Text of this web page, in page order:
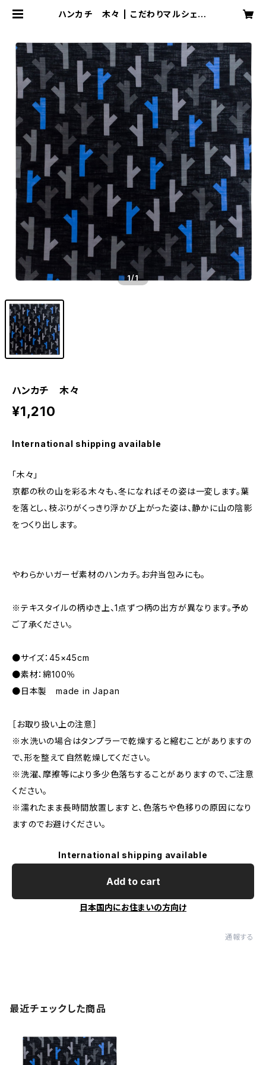
ハンカチ 木々 | こだわりマルシェ O
1/1
ハンカチ 木々
¥1,210
International shipping available
「木々」
京都の秋の山を彩る木々も、冬になればその姿は一変します。葉
を落とし、枝ぶりがくっきり浮かび上がった姿は、静かに山の陰影
をつくり出します。
やわらかいガーゼ素材のハンカチ。お弁当包みにも。
※テキスタイルの柄ゆき上、1点ずつ柄の出方が異なります。予め
ご了承ください。
●サイズ：45×45cm
●素材：綿100％
●日本製 made in Japan
［お取り扱い上の注意］
※水洗いの場合はタンプラーで乾燥すると縮むことがありますの
で、形を整えて自然乾燥してください。
※洗濯、摩擦等により多少色落ちすることがありますので、ご注意
ください。
※濡れたまま長時間放置しますと、色落ちや色移りの原因になり
ますのでお避けください。
International shipping available
Add to cart
日本国内にお住まいの方向け
通報する
最近チェックした商品